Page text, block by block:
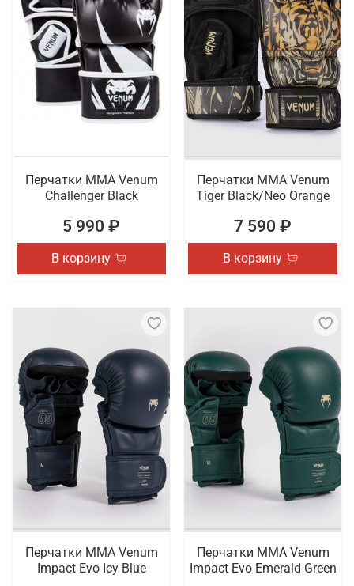
Перчатки ММА Venum
Challenger Black
5 990 ₽
В корзину
Перчатки ММА Venum
Tiger Black/Neo Orange
7 590 ₽
В корзину
Перчатки ММА Venum
Impact Evo Icy Blue
Перчатки ММА Venum
Impact Evo Emerald Green